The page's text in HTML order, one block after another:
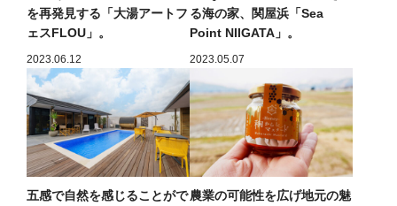
を再発見する「大湯アートフ
ェスFLOU」。
2023.06.12
る海の家、関屋浜「Sea
Point NIIGATA」。
2023.05.07
五感で自然を感じることがで農業の可能性を広げ地元の魅